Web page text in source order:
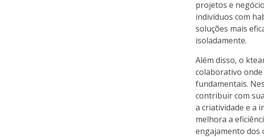
projetos e
indivíduos com
soluções mais
isoladamente.
Além disso, o
colaborativo onde
fundamentais.
contribuir com
a criatividade e a
melhora a
engajamento dos